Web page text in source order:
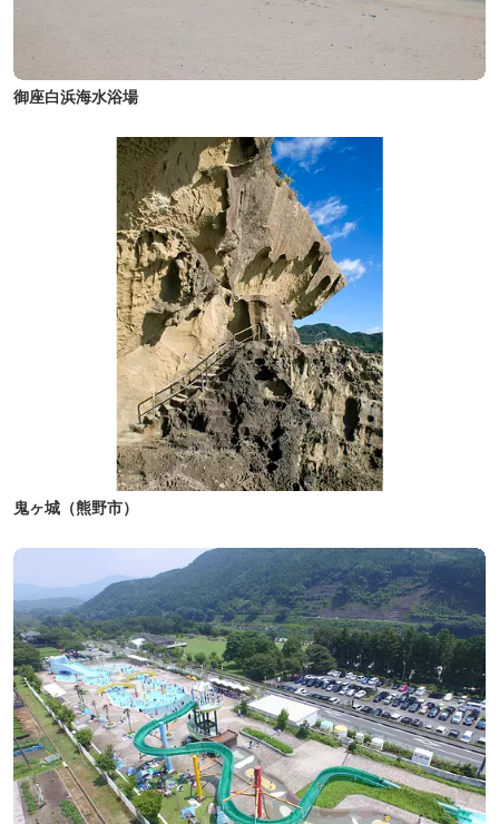
御座白浜海水浴場
鬼ヶ城（熊野市）